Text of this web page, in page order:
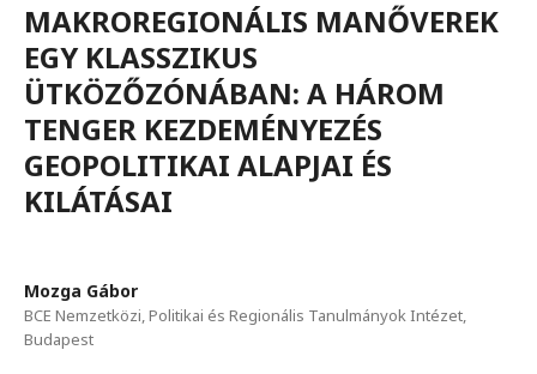
MAKROREGIONÁLIS MANŐVEREK
EGY KLASSZIKUS
ÜTKÖZŐZÓNÁBAN: A HÁROM
TENGER KEZDEMÉNYEZÉS
GEOPOLITIKAI ALAPJAI ÉS
KILÁTÁSAI
Mozga Gábor
BCE Nemzetközi, Politikai és Regionális Tanulmányok Intézet,
Budapest